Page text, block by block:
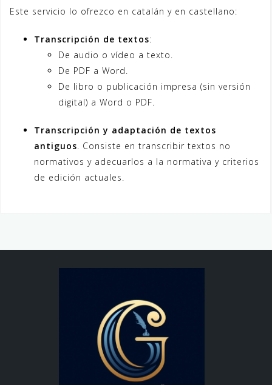
Este servicio lo ofrezco en catalán y en castellano:
Transcripción de textos:
De audio o vídeo a texto.
De PDF a Word.
De libro o publicación impresa (sin versión
digital) a Word o PDF.
Transcripción y adaptación de textos
antiguos. Consiste en transcribir textos no
normativos y adecuarlos a la normativa y criterios
de edición actuales.